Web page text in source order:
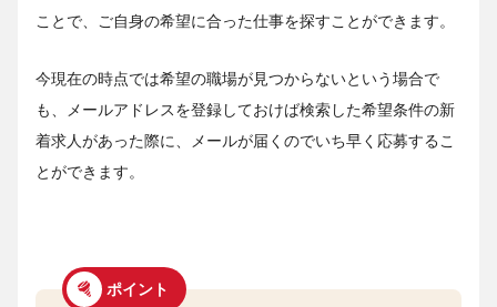
ことで、ご自身の希望に合った仕事を探すことができます。
今現在の時点では希望の職場が見つからないという場合で
も、メールアドレスを登録しておけば検索した希望条件の新
着求人があった際に、メールが届くのでいち早く応募するこ
とができます。
ポイント